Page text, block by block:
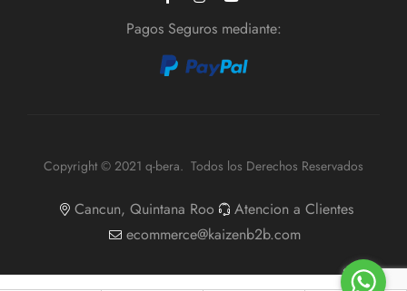
Pagos Seguros mediante:
Copyright © 2021 q-bera. Todos los Derechos Reservados
Cancun, Quintana Roo
Atencion a Clientes
ecommerce@kaizenb2b.com